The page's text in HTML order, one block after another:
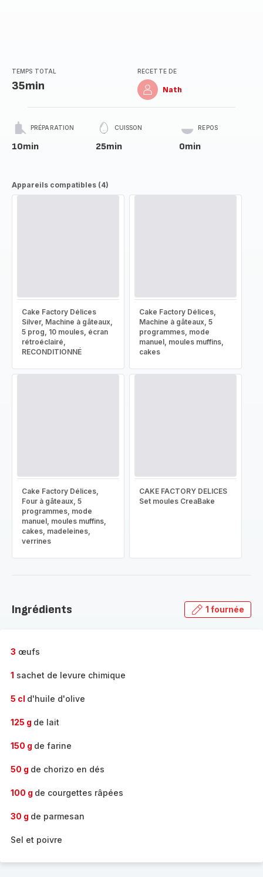
TEMPS TOTAL
35min
RECETTE DE
Nath
PRÉPARATION
10min
CUISSON
25min
REPOS
0min
Appareils compatibles (4)
Cake Factory Délices
Silver, Machine à gâteaux,
5 prog, 10 moules, écran
rétroéclairé,
RECONDITIONNÉ
Cake Factory Délices,
Machine à gâteaux, 5
programmes, mode
manuel, moules muffins,
cakes
Cake Factory Délices,
Four à gâteaux, 5
programmes, mode
manuel, moules muffins,
cakes, madeleines,
verrines
CAKE FACTORY DELICES
Set moules CreaBake
Ingrédients 1 fournée
3 œufs
1 sachet de levure chimique
5 cl d'huile d'olive
125 g de lait
150 g de farine
50 g de chorizo en dés
100 g de courgettes râpées
30 g de parmesan
Sel et poivre